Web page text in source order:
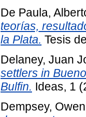
De Paula,
teorías,
la Plata. Tesis
Delaney, Juan
settlers in
Bulfin. Ideas, 1
Dempsey, Owen